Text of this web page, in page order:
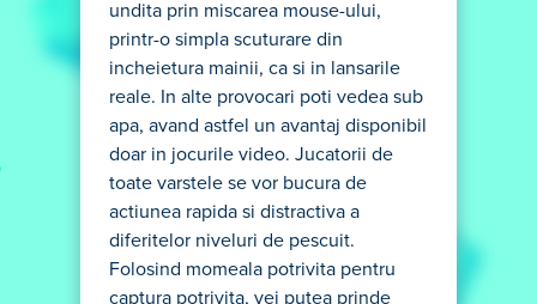
undita prin miscarea mouse-ului,
printr-o simpla scuturare din
incheietura mainii, ca si in lansarile
reale. In alte provocari poti vedea sub
apa, avand astfel un avantaj disponibil
doar in jocurile video. Jucatorii de
toate varstele se vor bucura de
actiunea rapida si distractiva a
diferitelor niveluri de pescuit.
Folosind momeala potrivita pentru
captura potrivita, vei putea prinde